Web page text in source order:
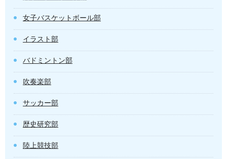
女子バスケットボール部
イラスト部
バドミントン部
吹奏楽部
サッカー部
歴史研究部
陸上競技部